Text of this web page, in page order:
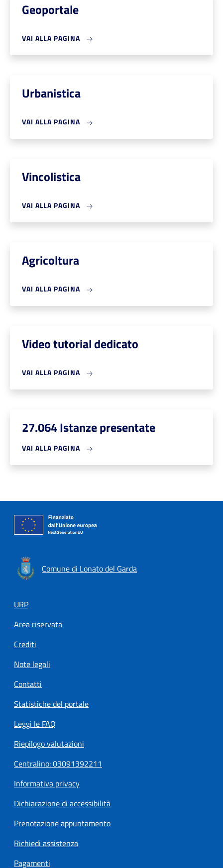
Geoportale
VAI ALLA PAGINA
Urbanistica
VAI ALLA PAGINA
Vincolistica
VAI ALLA PAGINA
Agricoltura
VAI ALLA PAGINA
Video tutorial dedicato
VAI ALLA PAGINA
27.064 Istanze presentate
VAI ALLA PAGINA
Comune di Lonato del Garda
Footer menu
URP
Area riservata
Crediti
Note legali
Contatti
Statistiche del portale
Leggi le FAQ
Riepilogo valutazioni
Centralino: 03091392211
Informativa privacy
Dichiarazione di accessibilità
Prenotazione appuntamento
Richiedi assistenza
Pagamenti